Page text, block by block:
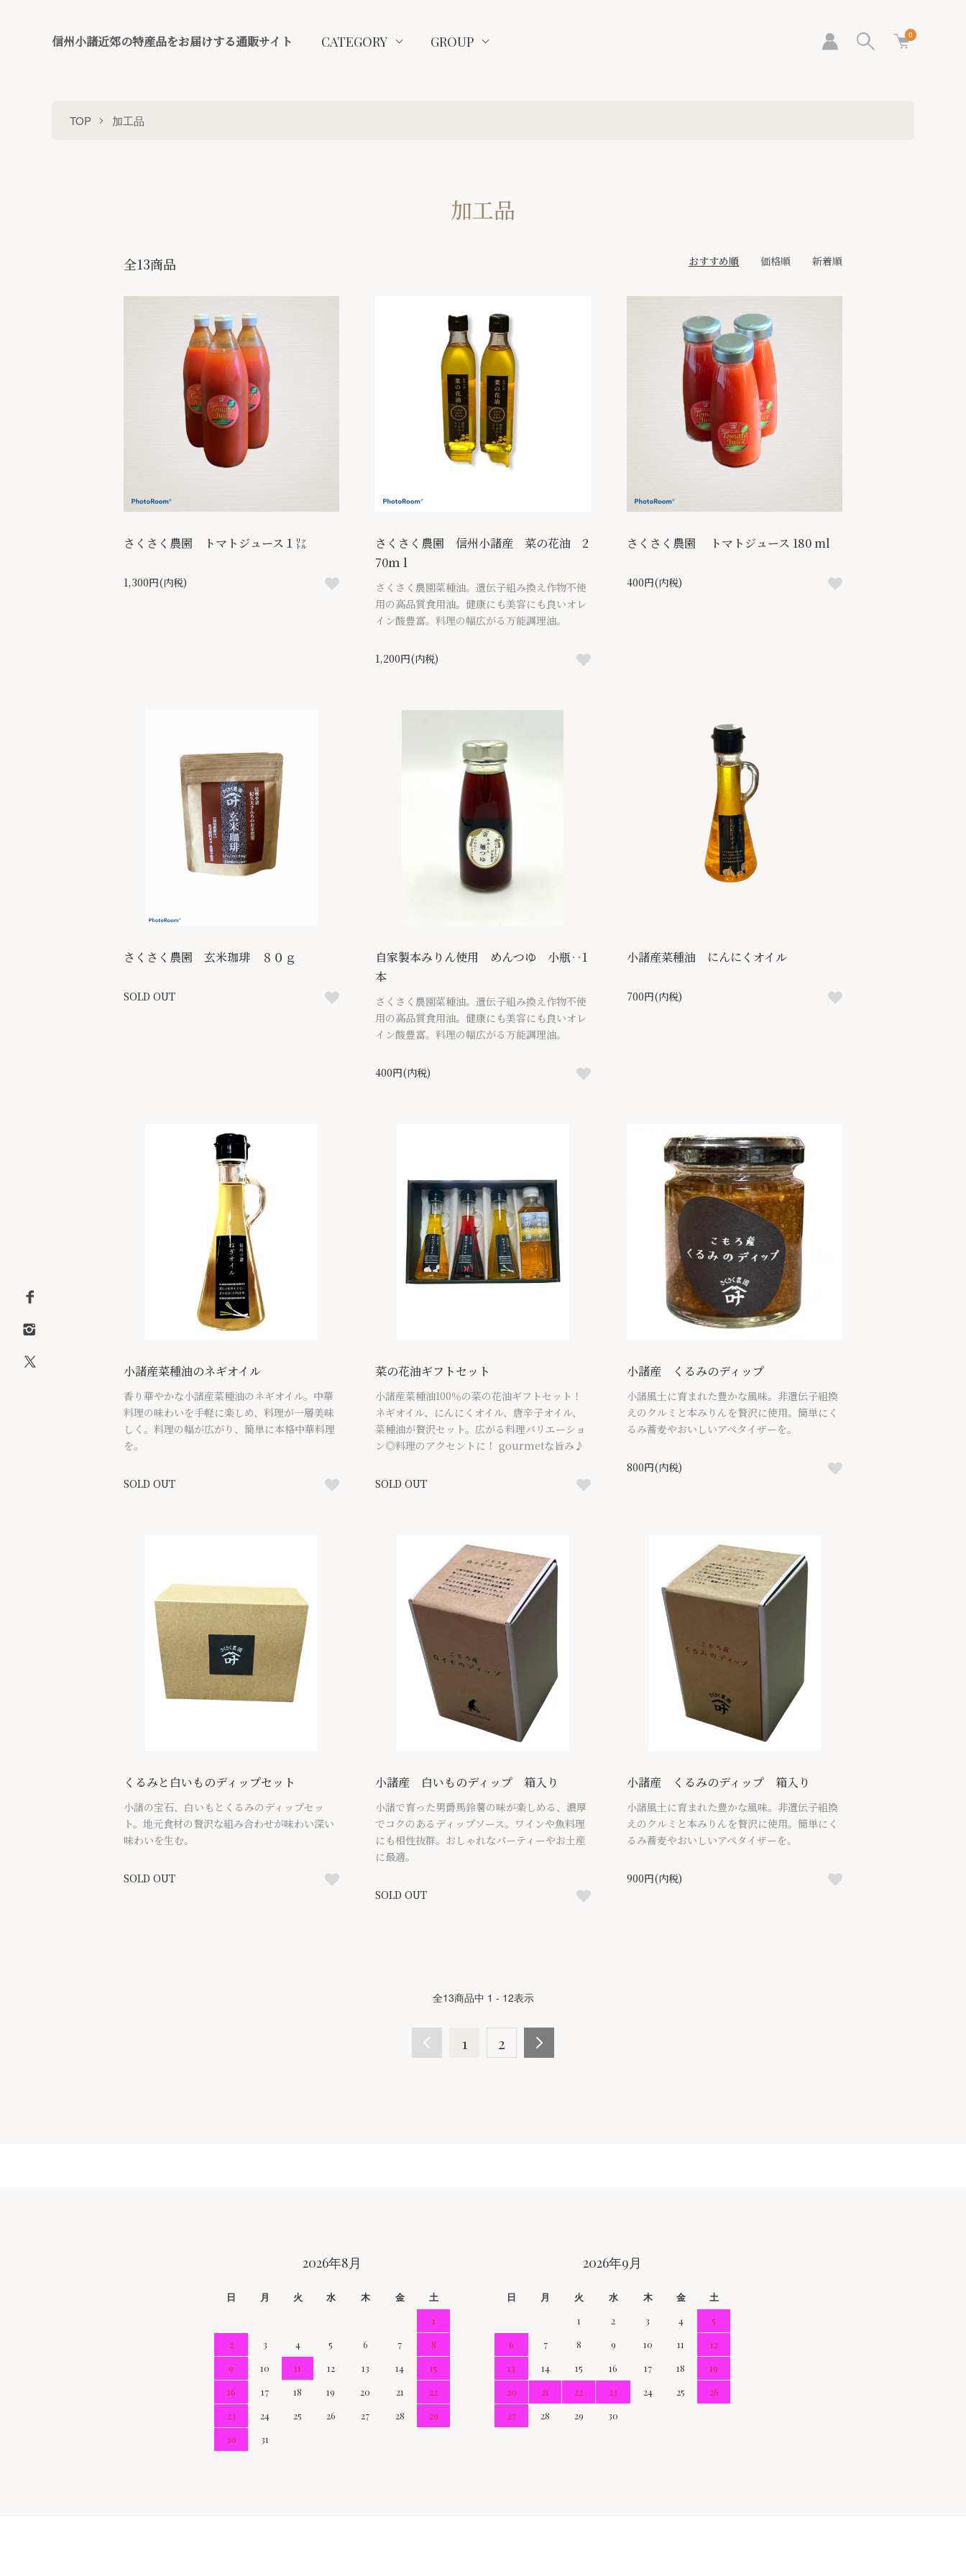
信州小諸近郊の特産品をお届けする通販サイト CATEGORY GROUP 0
TOP 加工品
加工品
全13商品 おすすめ順 価格順 新着順
さくさく農園 トマトジュース１㍑
1,300円(内税)
さくさく農園 信州小諸産 菜の花油 2
70ｍｌ
さくさく農園菜種油。遺伝子組み換え作物不使
用の高品質食用油。健康にも美容にも良いオレ
イン酸豊富。料理の幅広がる万能調理油。
1,200円(内税)
さくさく農園 トマトジュース 180 ml
400円(内税)
さくさく農園 玄米珈琲 ８０ｇ
SOLD OUT
自家製本みりん使用 めんつゆ 小瓶‥1
本
さくさく農園菜種油。遺伝子組み換え作物不使
用の高品質食用油。健康にも美容にも良いオレ
イン酸豊富。料理の幅広がる万能調理油。
400円(内税)
小諸産菜種油 にんにくオイル
700円(内税)
小諸産菜種油のネギオイル
香り華やかな小諸産菜種油のネギオイル。中華
料理の味わいを手軽に楽しめ、料理が一層美味
しく。料理の幅が広がり、簡単に本格中華料理
を。
SOLD OUT
菜の花油ギフトセット
小諸産菜種油100％の菜の花油ギフトセット！
ネギオイル、にんにくオイル、唐辛子オイル、
菜種油が贅沢セット。広がる料理バリエーショ
ン◎料理のアクセントに！ gourmetな旨み♪
SOLD OUT
小諸産 くるみのディップ
小諸風土に育まれた豊かな風味。非遺伝子組換
えのクルミと本みりんを贅沢に使用。簡単にく
るみ蕎麦やおいしいアペタイザーを。
800円(内税)
くるみと白いものディップセット
小諸の宝石、白いもとくるみのディップセッ
ト。地元食材の贅沢な組み合わせが味わい深い
味わいを生む。
SOLD OUT
小諸産 白いものディップ 箱入り
小諸で育った男爵馬鈴薯の味が楽しめる、濃厚
でコクのあるディップソース。ワインや魚料理
にも相性抜群。おしゃれなパーティーやお土産
に最適。
SOLD OUT
小諸産 くるみのディップ 箱入り
小諸風土に育まれた豊かな風味。非遺伝子組換
えのクルミと本みりんを贅沢に使用。簡単にく
るみ蕎麦やおいしいアペタイザーを。
900円(内税)
全13商品中 1 - 12表示
1 2
2026年8月
日 月 火 水 木 金
土
1
2
3 4 5 6 7
8
9
10 11 12 13 14
15
16
17 18 19 20 21
22
23
24 25 26 27 28
29
30
31
2026年9月
日 月 火 水 木 金
土
1
2 3 4
5
6
7 8 9 10 11
12
13
14 15 16 17 18
19
20
21 22 23 24 25
26
27
28 29 30